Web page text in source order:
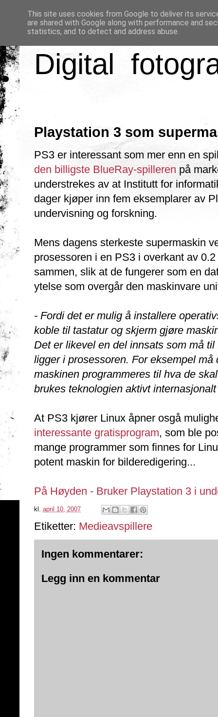
Digital
Playstation 3 som
PS3 er interessant som mer enn en
den billigste BlueRay-spilleren på
understrekes av at Institutt for
dager kjøper inn fem eksemplarer av
undervisning og forskning.
Mens dagens sterkeste supermaskin
prosessoren i en PS3 i overkant av
sammen, slik at de fungerer som en
ytelse som overgår den maskinvare
- Fordi det er mulig å installere
koble til tastatur og skjerm gjøre
Det er likevel en del innsats som må
ligger i prosessoren. For eksempel
maskinen programmeres til hva de
brukes teknologien aktivt
At PS3 kjører Linux åpner osgå
interessante gratisprogram, som ble
mange programmer som finnes for
potent maskin for bilderedigering...
På Høyden - Bruker Playstation 3 i
kl. april 10, 2007
Etiketter: Medieavspillere
Ingen kommentarer:
Legg inn en kommentar
This site uses cookies from Google to deliver its
are shared with Google along with performance and
statistics, and to detect and address abuse.